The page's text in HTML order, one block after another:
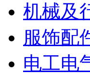
机械及
服饰配
电工电